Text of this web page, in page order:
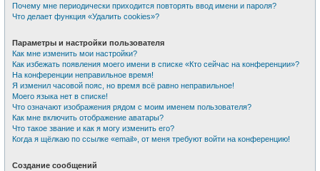
Почему мне периодически приходится повторять ввод имени и пароля?
Что делает функция «Удалить cookies»?
Параметры и настройки пользователя
Как мне изменить мои настройки?
Как избежать появления моего имени в списке «Кто сейчас на конференции»?
На конференции неправильное время!
Я изменил часовой пояс, но время всё равно неправильное!
Моего языка нет в списке!
Что означают изображения рядом с моим именем пользователя?
Как мне включить отображение аватары?
Что такое звание и как я могу изменить его?
Когда я щёлкаю по ссылке «email», от меня требуют войти на конференцию!
Создание сообщений